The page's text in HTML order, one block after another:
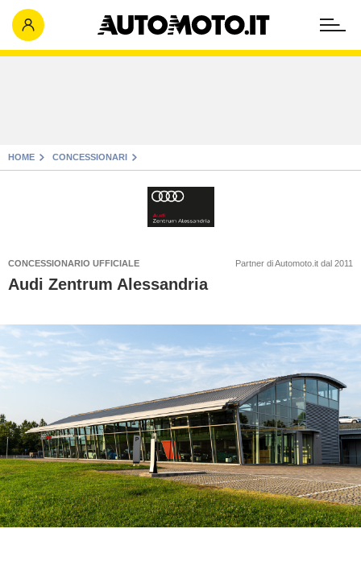
HOME CONCESSIONARI
CONCESSIONARIO UFFICIALE Partner di Automoto.it dal 2011
Audi Zentrum Alessandria